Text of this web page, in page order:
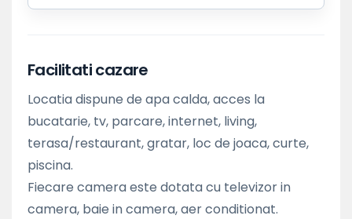
Facilitati cazare
Locatia dispune de apa calda, acces la
bucatarie, tv, parcare, internet, living,
terasa/restaurant, gratar, loc de joaca, curte,
piscina.
Fiecare camera este dotata cu televizor in
camera, baie in camera, aer conditionat.